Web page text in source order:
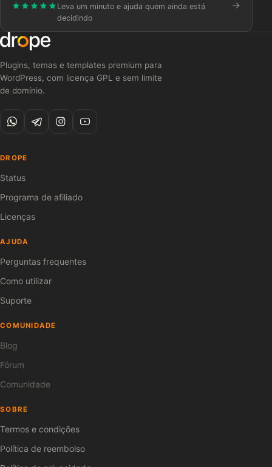
Leva um minuto e ajuda quem ainda está
decidindo
Plugins, temas e templates premium para
WordPress, com licença GPL e sem limite
de domínio.
DROPE
Status
Programa de afiliado
Licenças
AJUDA
Perguntas frequentes
Como utilizar
Suporte
COMUNIDADE
Blog
Fórum
Comunidade
SOBRE
Termos e condições
Política de reembolso